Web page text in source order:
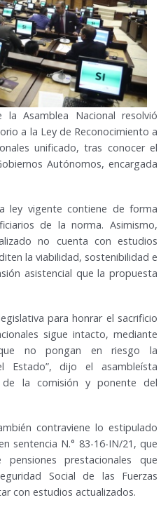
Asamblea Nacional resolvió
a la Ley de Reconocimiento a
unificado, tras conocer el
Autónomos, encargada
ley vigente contiene de forma
de la norma. Asimismo,
no cuenta con estudios
la viabilidad, sostenibilidad e
asistencial que la propuesta
para honrar el sacrificio
sigue intacto, mediante
que no pongan en riesgo la
Estado”, dijo el asambleísta
de la comisión y ponente del
contraviene lo estipulado
sentencia N.° 83-16-IN/21, que
prestacionales que
Social de las Fuerzas
con estudios actualizados.